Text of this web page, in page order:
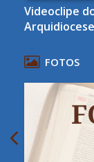
Videoclipe
FOTOS